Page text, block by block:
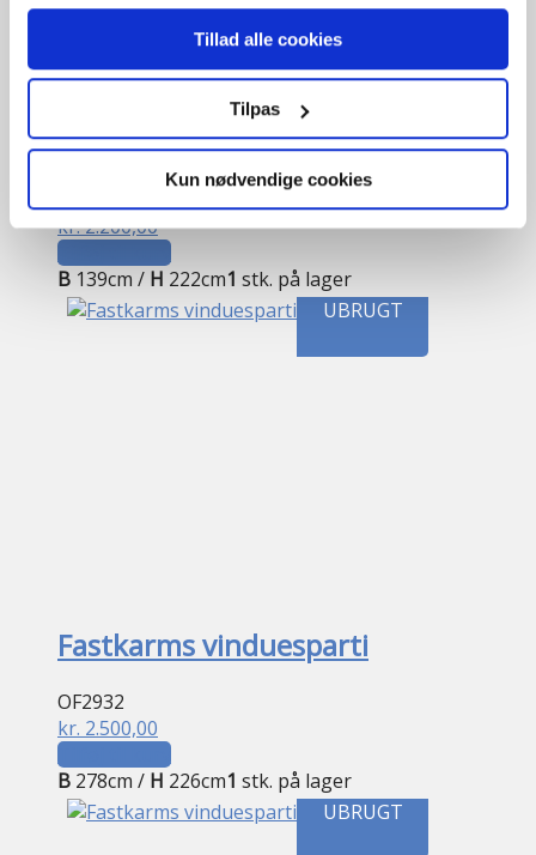
Tillad alle cookies
Tilpas
Kun nødvendige cookies
Fastkarmsvindue
kr.2.200,00
Tilføj til kurv
B 139cm / H 222cm1 stk. på lager
UBRUGT
Fastkarms vinduesparti
OF2932
kr. 2.500,00
Tilføj til kurv
B 278cm / H 226cm1 stk. på lager
UBRUGT